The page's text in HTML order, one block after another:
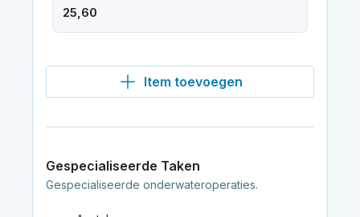
Item toevoegen
Gespecialiseerde Taken
Gespecialiseerde onderwateroperaties.